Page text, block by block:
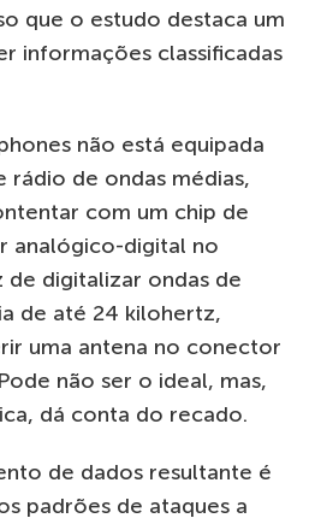
que o estudo destaca um
informações classificadas
não está equipada
de ondas médias,
com um chip de
analógico-digital no
de digitalizar ondas de
de até 24 kilohertz,
uma antena no conector
não ser o ideal, mas,
dá conta do recado.
de dados resultante é
padrões de ataques a